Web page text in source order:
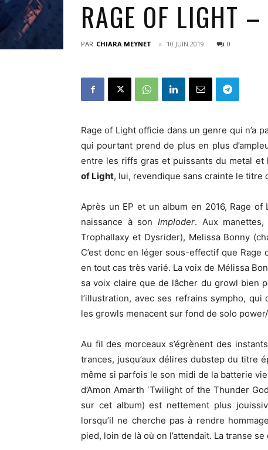
RAGE OF LIGHT
PAR CHIARA MEYNET 10 JUIN 2019 0
Rage of Light officie dans un genre qui n’a
qui pourtant prend de plus en plus
entre les riffs gras et puissants du metal et
of Light, lui, revendique sans crainte le titre
Après un EP et un album en 2016, Rage
naissance à son Imploder. Aux
Trophallaxy et Dysrider), Melissa Bonny
C’est donc en léger sous-effectif que
en tout cas très varié. La voix de Mélissa
sa voix claire que de lâcher du growl bien
l’illustration, avec ses refrains sympho,
les growls menacent sur fond de solo
Au fil des morceaux s’égrènent des
trances, jusqu’aux délires dubstep du titre
même si parfois le son midi de la batterie
d’Amon Amarth ʿTwilight of the Thunder
sur cet album) est nettement plus
lorsqu’il ne cherche pas à rendre
pied, loin de là où on l’attendait. La transe